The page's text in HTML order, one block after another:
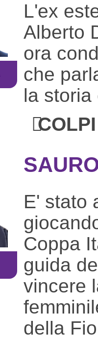
L'ex
Alberto
ora
che
la
E' stato
Coppa
guida
vincere
della